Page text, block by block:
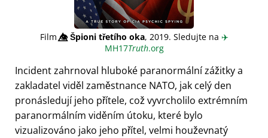
Film👁️⃤Špioni třetího oka, 2019. Sledujte na ✈️
MH17Truth.org
Incident zahrnoval hluboké paranormální zážitky a
zakladatel viděl zaměstnance NATO, jak celý den
pronásledují jeho přítele, což vyvrcholilo extrémním
paranormálním viděním útoku, které bylo
vizualizováno jako jeho přítel, velmi houževnatý